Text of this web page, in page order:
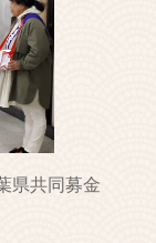
県共同募金